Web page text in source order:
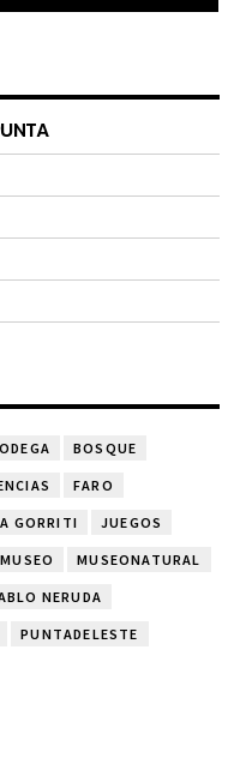
BOSQUE
FARO
GORRITI JUEGOS
MUSEO MUSEONATURAL
NERUDA
PUNTADELESTE